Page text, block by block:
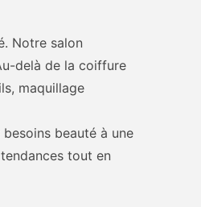
Notre salon
delà de la coiffure
maquillage
beauté à une
tout en